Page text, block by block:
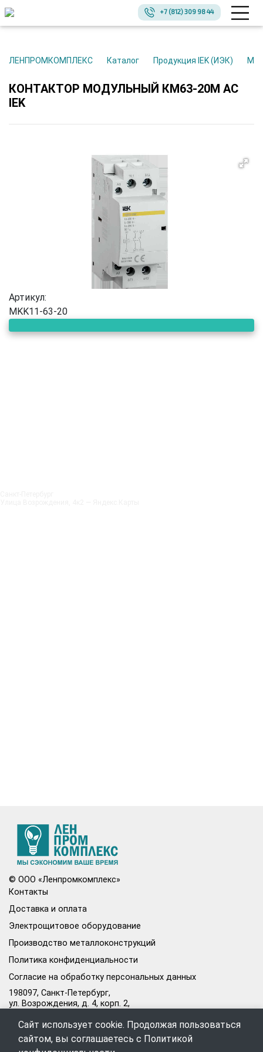
+7 (812) 309 98 44
ЛЕНПРОМКОМПЛЕКС Каталог Продукция IEK (ИЭК)
КОНТАКТОР МОДУЛЬНЫЙ КМ63-20М AC
IEK
Артикул:
MKK11-63-20
© ООО «Ленпромкомплекс»
Контакты
Доставка и оплата
Электрощитовое оборудование
Производство металлоконструкций
Политика конфиденциальности
Согласие на обработку персональных данных
198097, Санкт-Петербург,
ул. Возрождения, д. 4, корп. 2,
Режим работы офиса:
Пн–Пт: 09:00–18:00
Сайт использует cookie. Продолжая пользоваться
сайтом, вы соглашаетесь с Политикой